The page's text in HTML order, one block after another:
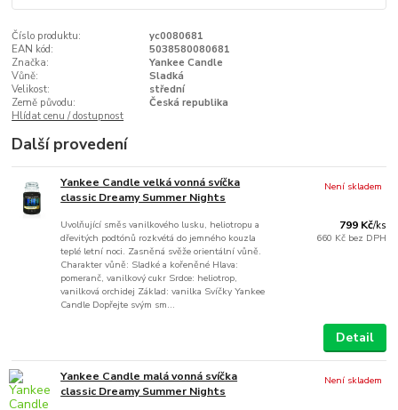
Číslo produktu:
yc0080681
EAN kód:
5038580080681
Značka:
Yankee Candle
Vůně:
Sladká
Velikost:
střední
Země původu:
Česká republika
Hlídat cenu / dostupnost
Další provedení
Yankee Candle velká vonná svíčka
classic Dreamy Summer Nights
Uvolňující směs vanilkového lusku, heliotropu a
dřevitých podtónů rozkvétá do jemného kouzla
teplé letní noci. Zasněná svěže orientální vůně.
Charakter vůně: Sladké a kořeněné Hlava:
pomeranč, vanilkový cukr Srdce: heliotrop,
vanilková orchidej Základ: vanilka Svíčky Yankee
Candle Dopřejte svým sm...
799 Kč/ks
660 Kč bez DPH
Není skladem
Detail
Yankee Candle malá vonná svíčka
classic Dreamy Summer Nights
Není skladem